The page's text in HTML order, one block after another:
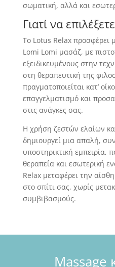
σωματική, αλλά και
Γιατί να
Το Lotus Relax προσφέρει
Lomi Lomi μασάζ, με
εξειδικευμένους στην
στη θεραπευτική της
πραγματοποιείται κατ’
επαγγελματισμό και
στις ανάγκες σας.
Η χρήση ζεστών ελαίων
δημιουργεί μια απαλή,
υποστηρικτική
θεραπεία και εσωτερική
Relax μεταφέρει την
στο σπίτι σας, χωρίς
συμβιβασμούς.
Massage